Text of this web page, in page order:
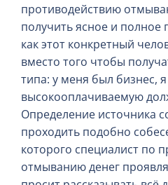
противодействию
получить ясное и полное
как этот конкретный
вместо того чтобы
типа: у меня был бизнес,
высокооплачиваемую
Определение источника
проходить подобно
которого специалист по
отмыванию денег